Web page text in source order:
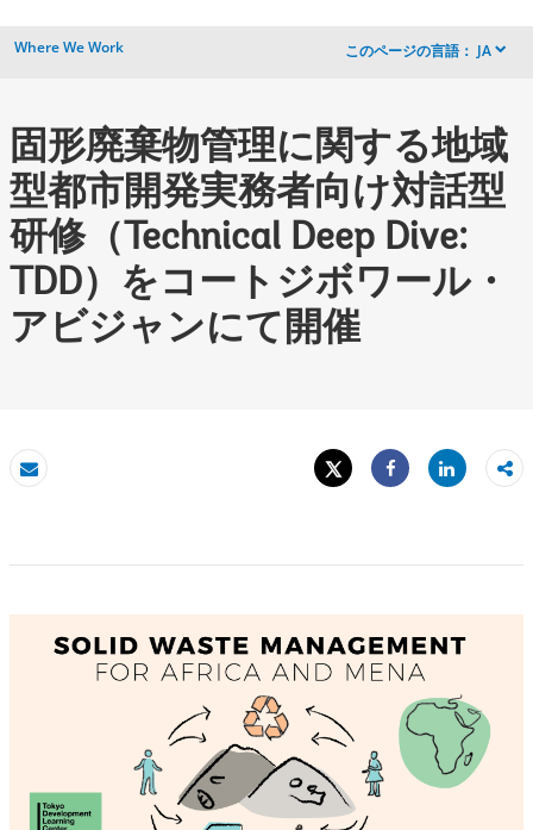
Where We Work このページの言語： JA dropdown
固形廃棄物管理に関する地域
型都市開発実務者向け対話型
研修（Technical Deep Dive:
TDD）をコートジボワール・
アビジャンにて開催
Eメール
Tweet
Share
Share